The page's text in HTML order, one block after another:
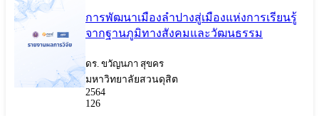
การพัฒนาเมืองลำปางสู่เมืองแห่งการเรียนรู้
จากฐานภูมิทางสังคมและวัฒนธรรม
ดร. ขวัญนภา สุขคร
มหาวิทยาลัยสวนดุสิต
2564
126